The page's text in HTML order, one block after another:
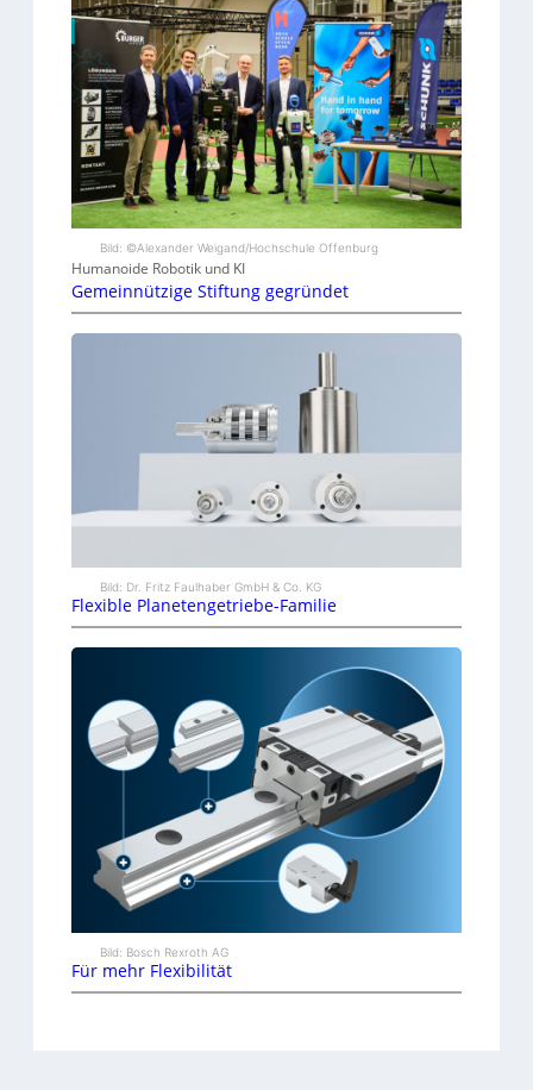
Bild: ©Alexander Weigand/Hochschule Offenburg
Humanoide Robotik und KI
Gemeinnützige Stiftung gegründet
Bild: Dr. Fritz Faulhaber GmbH & Co. KG
Flexible Planetengetriebe-Familie
Bild: Bosch Rexroth AG
Für mehr Flexibilität